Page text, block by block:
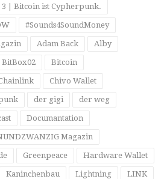
3 | Bitcoin ist Cypherpunk.
#Sounds4SoundMoney
Adam Back Alby
BitBox02 Bitcoin
Chivo Wallet
der gigi der weg
Documantation
Magazin
Greenpeace Hardware Wallet
Kaninchenbau Lightning LINK